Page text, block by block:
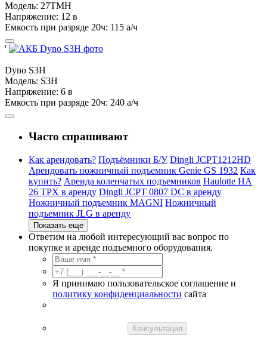
Модель: 27TMH
Напряжение: 12 в
Емкость при разряде 20ч: 115 а/ч
'
Dyno S3H
Модель: S3H
Напряжение: 6 в
Емкость при разряде 20ч: 240 а/ч
Часто спрашивают
Как арендовать? Подъёмники Б/У Dingli JCPT1212HD
Арендовать ножничный подъемник Genie GS 1932 Как
купить? Аренда коленчатых подъемников Haulotte HA
26 TPX в аренду Dingli JCPT 0807 DC в аренду
Ножничный подъемник MAGNI Ножничный
подъемник JLG в аренду
Показать еще
Ответим на любой интересующий вас вопрос по
покупке и аренде подъемного оборудования.
Я принимаю пользовательское соглашение и
политику конфиденциальности сайта
Консультация